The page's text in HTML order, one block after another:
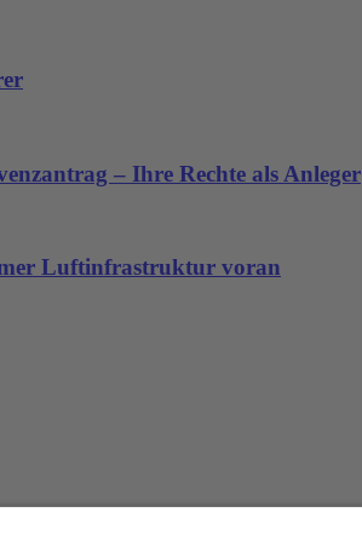
– Ihre Rechte als Anleger
Luftinfrastruktur voran